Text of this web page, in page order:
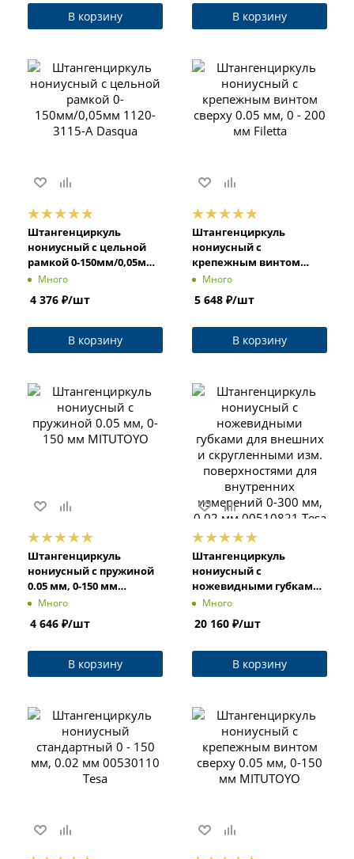
В корзину В корзину
Штангенциркуль
нониусный с цельной
рамкой 0-150мм/0,05мм
1120-3115-A Dasqua
Много
4 376 ₽/шт
В корзину
Штангенциркуль
нониусный с
крепежным винтом
сверху 0.05 мм, 0 - 200 мм
Много
5 648 ₽/шт
В корзину
Штангенциркуль
нониусный с пружиной
0.05 мм, 0-150 мм
MITUTOYO
Много
4 646 ₽/шт
В корзину
Штангенциркуль
нониусный с
ножевидными губками
для внешних и
скругленными изм.
поверхностями для
0-300 мм, 0.02 мм
00510821 Tesa
Много
20 160 ₽/шт
В корзину